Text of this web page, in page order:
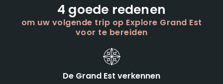
4 goede redenen
om uw volgende trip op Explore Grand Est
voor te bereiden
De Grand Est verkennen